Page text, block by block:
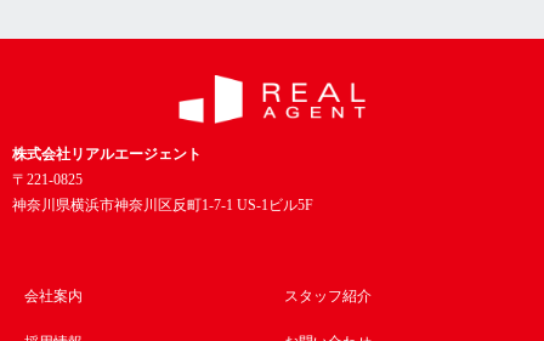
株式会社リアルエージェント
〒221-0825
神奈川県横浜市神奈川区反町1-7-1 US-1ビル5F
会社案内 スタッフ紹介